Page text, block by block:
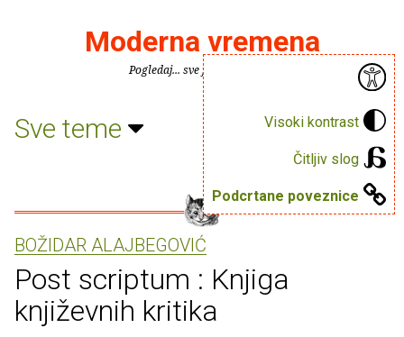
Visoki kontrast
Čitljiv slog
Podcrtane poveznice
Moderna vremena
Pogledaj... sve je puno knjiga.
Sve teme
BOŽIDAR ALAJBEGOVIĆ
Post scriptum : Knjiga
književnih kritika